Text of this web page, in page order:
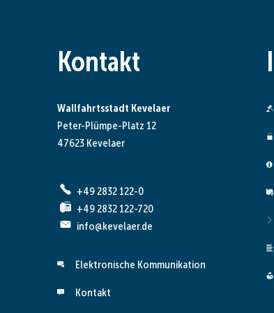
Kontakt
Wallfahrtsstadt Kevelaer
Peter-Plümpe-Platz 12
47623 Kevelaer
+49 2832 122-0
+49 2832 122-720
info@kevelaer.de
Elektronische Kommunikation
Kontakt